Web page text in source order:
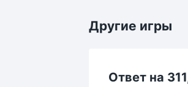
Другие игры
Ответ на